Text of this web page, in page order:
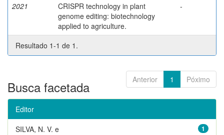
2021
CRISPR technology in plant
genome editing: biotechnology
applied to agriculture.
-
Resultado 1-1 de 1.
Anterior 1 Póximo
Busca facetada
Editor
1
SILVA, N. V. e